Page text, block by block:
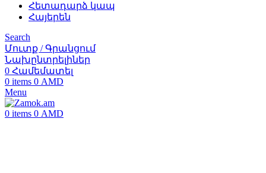
Հետադարձ կապ
Հայերեն
Search
Մուտք / Գրանցում
Նախընտրելիներ
0 Համեմատել
0 items 0 AMD
Menu
0 items 0 AMD